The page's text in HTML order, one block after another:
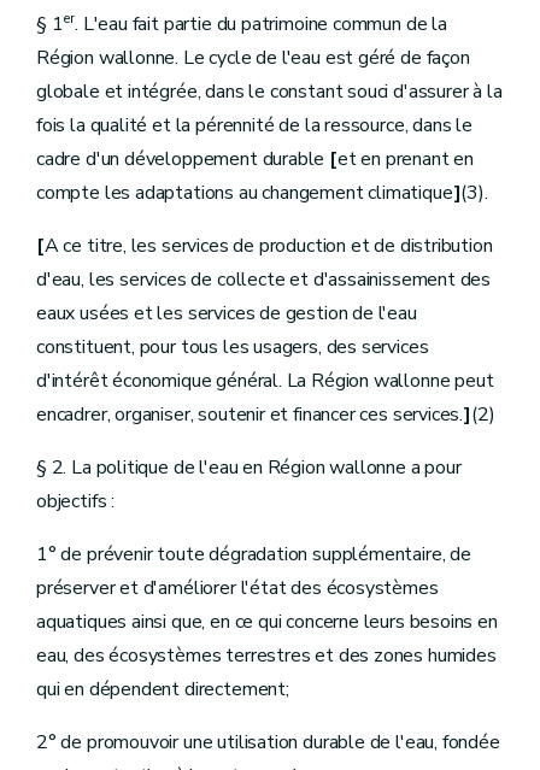
Section4. Gardes et éclusiers
Art.D.112.
Art. D.113.
Art.D.114.
Art.D.115.
Art.D.116.
ChapitreIII. Impôts au profit de la wateringue
Section1 re
Etablissement de l'impôt
Art.D.117.
Art.D.119.
Section
2.
Mode de recouvrement de l'impôt
Art.D.120.
Art.D.121.
D.122.
Art. D.123.
Art.D.124.
Section
Garanties pour le recouvrement de l'impôt
Art.D.125.
Art.D.127.
Art.
D.129.
Art.D.130.
Art.D.131.
Chapitre
Travaux à exécuter par les wateringues
Art.D.132.
Art.D.133.
Art.
[D. 133/1.
Art.D.134.
Art.D.135.
§ 1er. L'eau fait partie du patrimoine commun de la
Région wallonne. Le cycle de l'eau est géré de façon
globale et intégrée, dans le constant souci d'assurer à la
fois la qualité et la pérennité de la ressource, dans le
cadre d'un développement durable [et en prenant en
compte les adaptations au changement climatique](3).
[A ce titre, les services de production et de distribution
d'eau, les services de collecte et d'assainissement des
eaux usées et les services de gestion de l'eau
constituent, pour tous les usagers, des services
d'intérêt économique général. La Région wallonne peut
encadrer, organiser, soutenir et financer ces services.](2)
§ 2. La politique de l'eau en Région wallonne a pour
objectifs :
1° de prévenir toute dégradation supplémentaire, de
préserver et d'améliorer l'état des écosystèmes
aquatiques ainsi que, en ce qui concerne leurs besoins en
eau, des écosystèmes terrestres et des zones humides
qui en dépendent directement;
2° de promouvoir une utilisation durable de l'eau, fondée